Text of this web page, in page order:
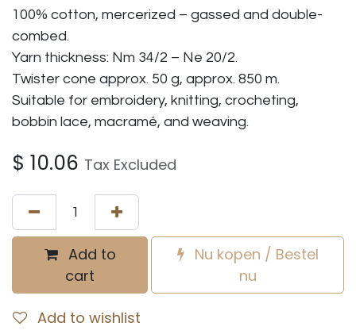
100% cotton, mercerized – gassed and double-
combed.
Yarn thickness: Nm 34/2 – Ne 20/2.
Twister cone approx. 50 g, approx. 850 m.
Suitable for embroidery, knitting, crocheting,
bobbin lace, macramé, and weaving.
$ 10.06 Tax Excluded
Add to
cart
Nu kopen / Bestel
nu
Add to wishlist